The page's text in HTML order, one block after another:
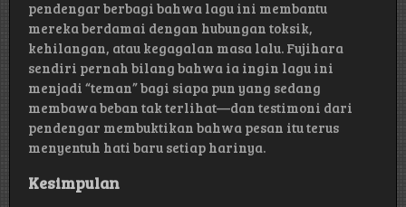
pendengar berbagi bahwa lagu ini membantu
mereka berdamai dengan hubungan toksik,
kehilangan, atau kegagalan masa lalu. Fujihara
sendiri pernah bilang bahwa ia ingin lagu ini
menjadi “teman” bagi siapa pun yang sedang
membawa beban tak terlihat—dan testimoni dari
pendengar membuktikan bahwa pesan itu terus
menyentuh hati baru setiap harinya.
Kesimpulan